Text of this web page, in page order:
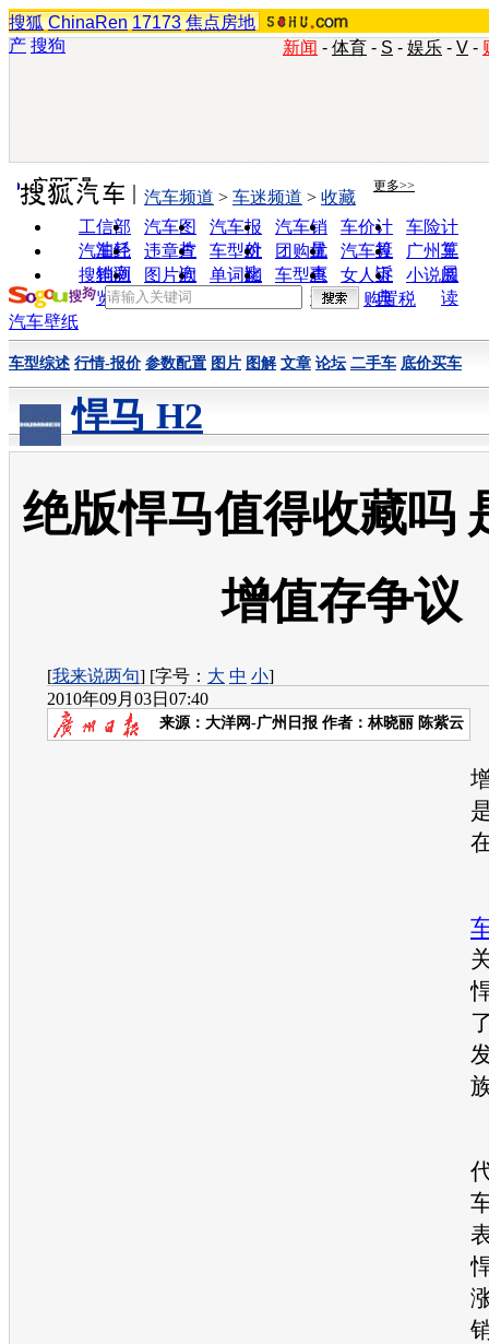
搜狐 ChinaRen 17173 焦点房地
产 搜狗 新闻 - 体育 - S - 娱乐 - V -
实用工具 更多>>
工信部
油耗
汽车图
片
汽车报
价
汽车销
量
车价计
算
车险计
算
汽车经
销商
违章查
询
车型对
比
团购优
惠
汽车投
诉
广州车
展
搜狗浏
览器
图片欣
赏
单词翻
车型查
询
女人宝
典
小说阅
读
汽车频道 > 车迷频道 > 收藏
购置税
汽车壁纸
车型综述 行情-报价 参数配置 图片 图解 文章 论坛 二手车 底价买车
悍马 H2
绝版悍马值得收藏吗
增值存争议
[我来说两句] [字号： 大 中 小]
2010年09月03日07:40
来源： 大洋网-广州日报 作者：林晓丽 陈紫云